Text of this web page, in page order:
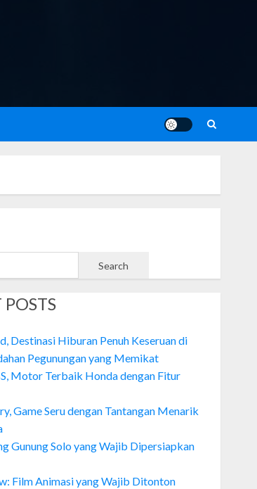
Search
POSTS
Destinasi Hiburan Penuh Keseruan di
Pegunungan yang Memikat
Motor Terbaik Honda dengan Fitur
Game Seru dengan Tantangan Menarik
Gunung Solo yang Wajib Dipersiapkan
Film Animasi yang Wajib Ditonton